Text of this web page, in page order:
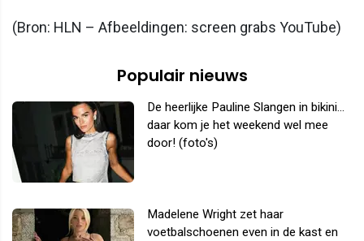
(Bron: HLN – Afbeeldingen: screen grabs YouTube)
Populair nieuws
De heerlijke Pauline Slangen in bikini...
daar kom je het weekend wel mee
door! (foto's)
Madelene Wright zet haar
voetbalschoenen even in de kast en